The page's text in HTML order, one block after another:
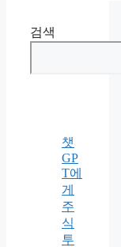
검색
챗
GP
T에
게
주
식
투